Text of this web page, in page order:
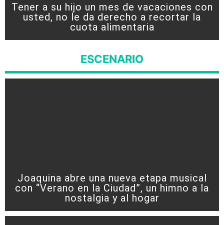
Tener a su hijo un mes de vacaciones con
usted, no le da derecho a recortar la
cuota alimentaria
ESCENARIO
Joaquina abre una nueva etapa musical
con “Verano en la Ciudad”, un himno a la
nostalgia y al hogar